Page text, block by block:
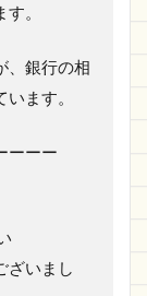
。
、銀行の相
ます。
ーーー
ざいまし